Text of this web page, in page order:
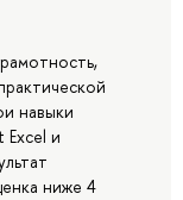
навыки
и
ниже 4